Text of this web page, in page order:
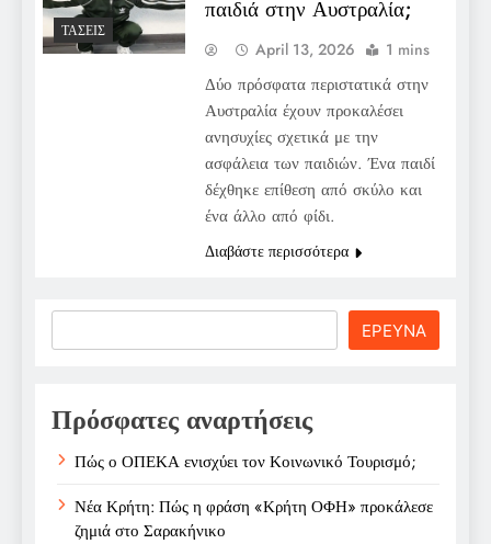
ΤΆΣΕΙΣ
παιδιά στην Αυστραλία;
April 13, 2026 1 mins
Δύο πρόσφατα περιστατικά στην
Αυστραλία έχουν προκαλέσει
ανησυχίες σχετικά με την
ασφάλεια των παιδιών. Ένα παιδί
δέχθηκε επίθεση από σκύλο και
ένα άλλο από φίδι.
Διαβάστε περισσότερα
ΕΡΕΥΝΑ
Πρόσφατες αναρτήσεις
Πώς ο ΟΠΕΚΑ ενισχύει τον Κοινωνικό Τουρισμό;
Νέα Κρήτη: Πώς η φράση «Κρήτη ΟΦΗ» προκάλεσε
ζημιά στο Σαρακήνικο